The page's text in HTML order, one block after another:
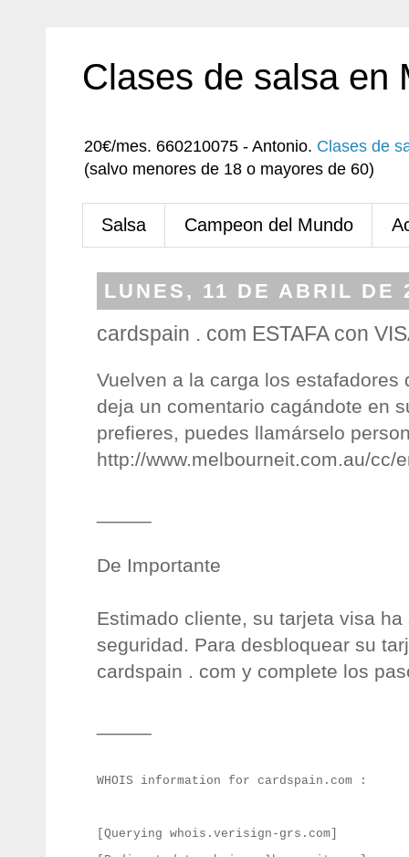
Clases de salsa en
20€/mes. 660210075 - Antonio. Clases de
(salvo menores de 18 o mayores de 60)
Salsa Campeon del Mundo
LUNES, 11 DE ABRIL DE
cardspain . com ESTAFA con
Vuelven a la carga los estafadores
deja un comentario cagándote en
prefieres, puedes llamárselo
http://www.melbourneit.com.au/cc/
De Importante
Estimado cliente, su tarjeta visa
seguridad. Para desbloquear su
cardspain . com y complete los
WHOIS information for cardspain.com :
[Querying whois.verisign-grs.com]